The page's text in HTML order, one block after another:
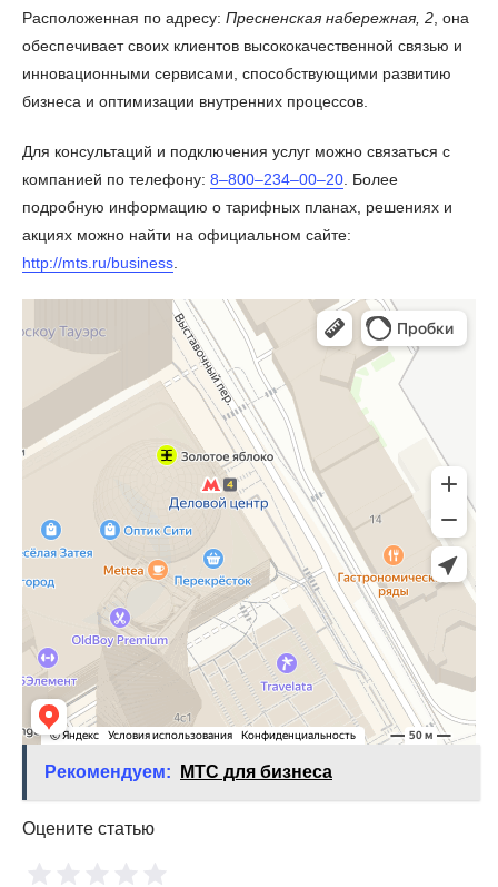
Расположенная по адресу: Пресненская набережная, 2 , она
обеспечивает своих клиентов высококачественной связью и
инновационными сервисами, способствующими развитию
бизнеса и оптимизации внутренних процессов.
Для консультаций и подключения услуг можно связаться с
компанией по телефону: 8‒800‒234‒00‒20 . Более
подробную информацию о тарифных планах, решениях и
акциях можно найти на официальном сайте:
http://mts.ru/business
Рекомендуем: МТС для бизнеса
Оцените статью